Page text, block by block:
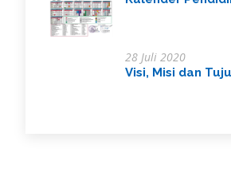
28 Juli 2020
Visi, Misi dan